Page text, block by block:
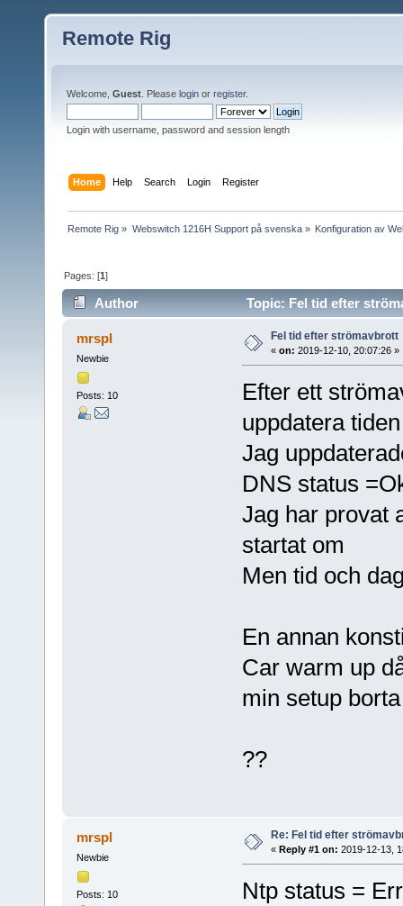
Remote Rig
Welcome, Guest . Please login or register.
Login with username, password and session length
Home Help Search Login Register
Remote Rig » Webswitch 1216H Support på svenska» Konfiguration av
Pages: [1]
Author Topic: Fel tid efter
mrspl
Newbie
Posts: 10
Fel tid efter strömavbrott
« on: 2019-12-10, 20:07:26 »
Efter ett
uppdatera
Jag
DNS status
Jag har provat
startat om
Men tid och
En annan
Car warm up
min setup
??
mrspl
Newbie
Posts: 10
Re: Fel tid efter
« Reply #1 on: 2019-12-13,
Ntp status =